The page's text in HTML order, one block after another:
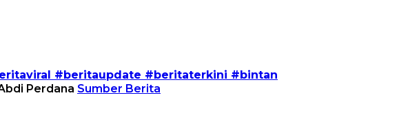
#beritaupdate #beritaterkini #bintan
Perdana Sumber Berita